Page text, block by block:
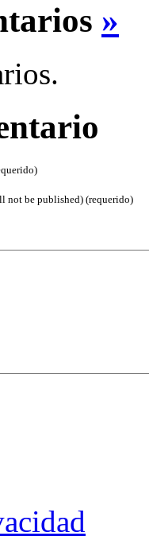
»
not be published) (requerido)